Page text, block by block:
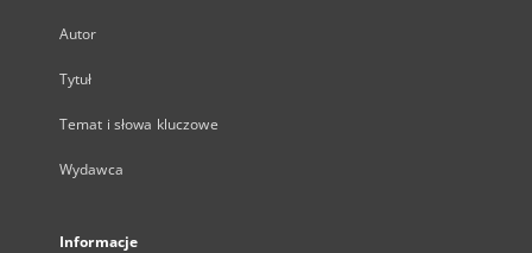
Autor
Tytuł
Temat i słowa kluczowe
Wydawca
Informacje